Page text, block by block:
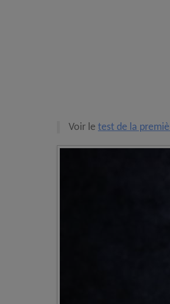
Voir le test de la